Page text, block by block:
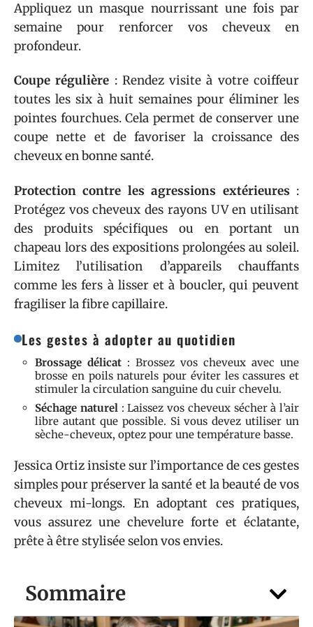
Sommaire
Appliquez un masque nourrissant une fois par
semaine pour renforcer vos cheveux en
profondeur.
Coupe régulière : Rendez visite à votre coiffeur
toutes les six à huit semaines pour éliminer les
pointes fourchues. Cela permet de conserver une
coupe nette et de favoriser la croissance des
cheveux en bonne santé.
Protection contre les agressions extérieures :
Protégez vos cheveux des rayons UV en utilisant
des produits spécifiques ou en portant un
chapeau lors des expositions prolongées au soleil.
Limitez l’utilisation d’appareils chauffants
comme les fers à lisser et à boucler, qui peuvent
fragiliser la fibre capillaire.
Les gestes à adopter au quotidien
Brossage délicat : Brossez vos cheveux avec une
brosse en poils naturels pour éviter les cassures et
stimuler la circulation sanguine du cuir chevelu.
Séchage naturel : Laissez vos cheveux sécher à l’air
libre autant que possible. Si vous devez utiliser un
sèche-cheveux, optez pour une température basse.
Jessica Ortiz insiste sur l’importance de ces gestes
simples pour préserver la santé et la beauté de vos
cheveux mi-longs. En adoptant ces pratiques,
vous assurez une chevelure forte et éclatante,
prête à être stylisée selon vos envies.